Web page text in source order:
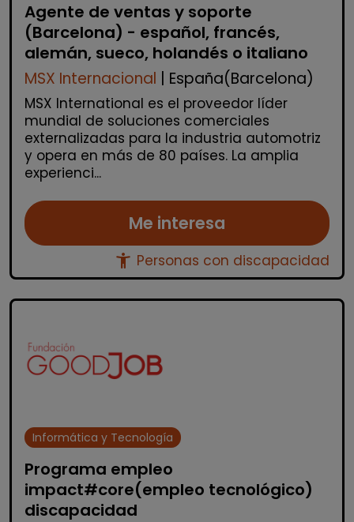
Agente de ventas y soporte
(Barcelona) - español, francés,
alemán, sueco, holandés o italiano
MSX Internacional | España(Barcelona)
MSX International es el proveedor líder
mundial de soluciones comerciales
externalizadas para la industria automotriz
y opera en más de 80 países. La amplia
experienci...
Me interesa
accessibility_new Personas con discapacidad
Informática y Tecnología
Programa empleo
impact#core(empleo tecnológico)
discapacidad